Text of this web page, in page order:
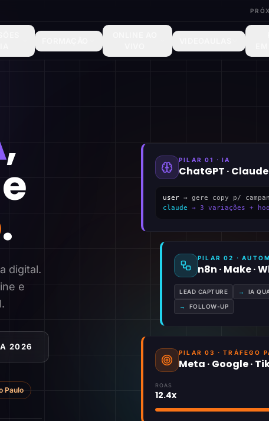
,
e
.
digital.
e
2026
Paulo
PILAR 01 · IA
ChatGPT ·
user → gere copy p/
claude → 3 variações +
PILAR 02 ·
n8n · Make ·
LEAD CAPTURE → IA
→ FOLLOW-UP
PILAR 03 · TRÁFEGO
Meta · Google ·
ROAS
12.4x